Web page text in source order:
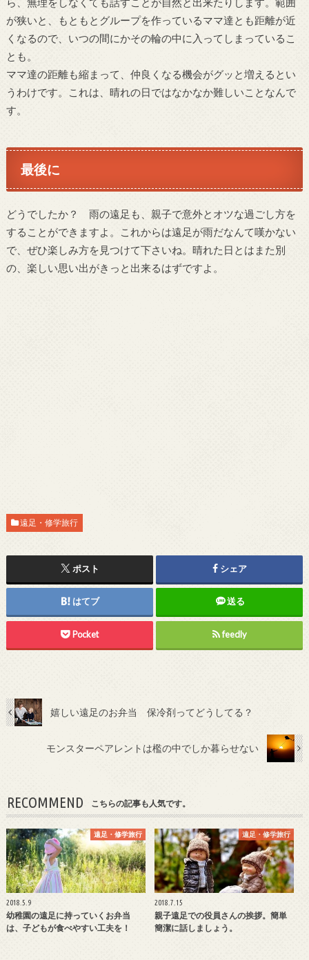
が狭いと、もともとグループを作っているママ達とも距離が近
くなるので、いつの間にかその輪の中に入ってしまっているこ
とも。
ママ達の距離も縮まって、仲良くなる機会がグッと増えるとい
うわけです。これは、晴れの日ではなかなか難しいことなんで
す。
最後に
どうでしたか？ 雨の遠足も、親子で意外とオツな過ごし方を
することができますよ。これからは遠足が雨だなんて嘆かない
で、ぜひ楽しみ方を見つけて下さいね。晴れた日とはまた別
の、楽しい思い出がきっと出来るはずですよ。
遠足・修学旅行
ポスト シェア
はてブ 送る
Pocket feedly
嬉しい遠足のお弁当 保冷剤ってどうしてる？
モンスターペアレントは檻の中でしか暮らせない
RECOMMEND こちらの記事も人気です。
遠足・修学旅行
2018.5.9
幼稚園の遠足に持っていくお弁当
は、子どもが食べやすい工夫を！
遠足・修学旅行
2018.7.15
親子遠足での役員さんの挨拶。簡単
簡潔に話しましょう。